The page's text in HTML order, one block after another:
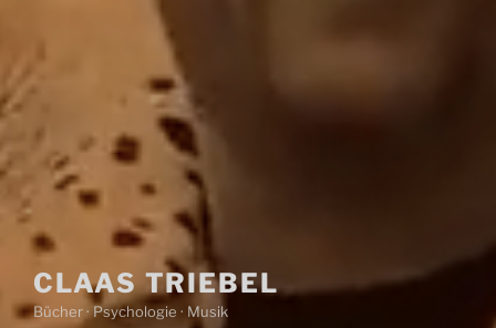
CLAAS TRIEBEL
Bücher · Psychologie · Musik